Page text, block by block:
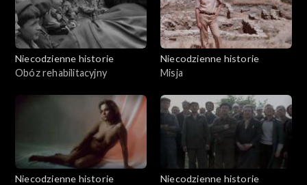
Niecodzienne historie
Obóz rehabilitacyjny
Niecodzienne historie
Misja
Niecodzienne historie
Niecodzienne historie